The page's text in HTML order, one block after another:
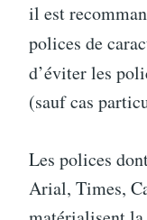
il est
polices de
d’éviter les
(sauf cas
Les polices
Arial, Times,